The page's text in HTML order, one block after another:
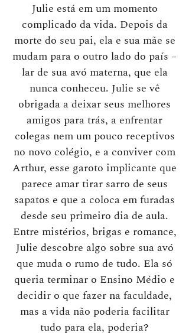
Julie está em um momento
complicado da vida. Depois da
morte do seu pai, ela e sua mãe se
mudam para o outro lado do país –
lar de sua avó materna, que ela
nunca conheceu. Julie se vê
obrigada a deixar seus melhores
amigos para trás, a enfrentar
colegas nem um pouco receptivos
no novo colégio, e a conviver com
Arthur, esse garoto implicante que
parece amar tirar sarro de seus
sapatos e que a coloca em furadas
desde seu primeiro dia de aula.
Entre mistérios, brigas e romance,
Julie descobre algo sobre sua avó
que muda o rumo de tudo. Ela só
queria terminar o Ensino Médio e
decidir o que fazer na faculdade,
mas a vida não poderia facilitar
tudo para ela, poderia?